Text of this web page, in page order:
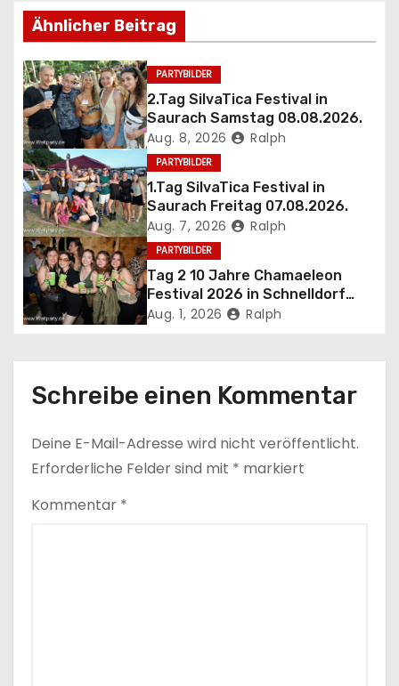
s
n
a
v
i
g
a
t
n
Ähnlicher Beitrag
PARTYBILDER
2.Tag SilvaTica Festival in
Saurach Samstag 08.08.2026.
Aug. 8, 2026 Ralph
PARTYBILDER
1.Tag SilvaTica Festival in
Saurach Freitag 07.08.2026.
Aug. 7, 2026 Ralph
PARTYBILDER
Tag 2 10 Jahre Chamaeleon
Festival 2026 in Schnelldorf
Sa.01.08.2026.
Aug. 1, 2026 Ralph
Schreibe einen Kommentar
Deine E-Mail-Adresse wird nicht veröffentlicht.
Erforderliche Felder sind mit * markiert
Kommentar *